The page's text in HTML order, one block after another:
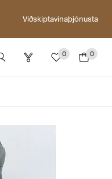
Viðskiptavinaþjónusta
0 0